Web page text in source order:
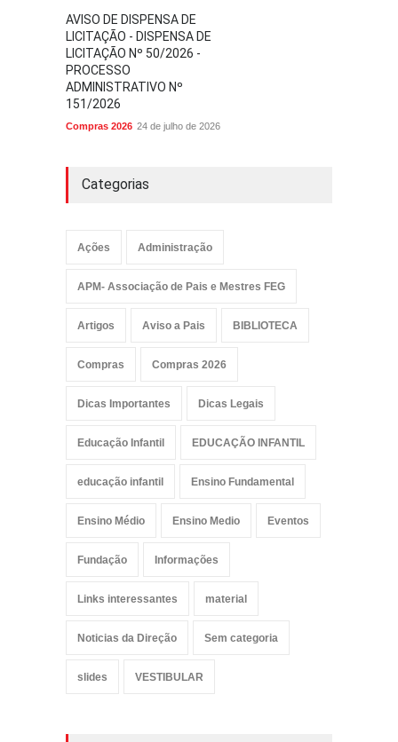
AVISO DE DISPENSA DE
LICITAÇÃO - DISPENSA DE
LICITAÇÃO Nº 50/2026 -
PROCESSO
ADMINISTRATIVO Nº
151/2026
Compras 2026 24 de julho de 2026
Categorias
Ações Administração
APM- Associação de Pais e Mestres FEG
Artigos Aviso a Pais BIBLIOTECA
Compras Compras 2026
Dicas Importantes Dicas Legais
Educação Infantil EDUCAÇÃO INFANTIL
educação infantil Ensino Fundamental
Ensino Médio Ensino Medio Eventos
Fundação Informações
Links interessantes material
Noticias da Direção Sem categoria
slides VESTIBULAR